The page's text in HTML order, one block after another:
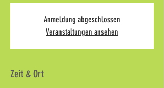
Anmeldung abgeschlossen
Veranstaltungen ansehen
Zeit & Ort